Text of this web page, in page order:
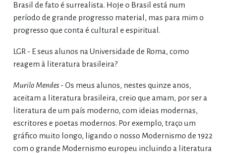
Brasil de fato é surrealista. Hoje o Brasil está num
período de grande progresso material, mas para mim o
progresso que conta é cultural e espiritual.
LGR - E seus alunos na Universidade de Roma, como
reagem à literatura brasileira?
Murilo Mendes- Os meus alunos, nestes quinze anos,
aceitam a literatura brasileira, creio que amam, por ser a
literatura de um país moderno, com ideias modernas,
escritores e poetas modernos. Por exemplo, traço um
gráfico muito longo, ligando o nosso Modernismo de 1922
com o grande Modernismo europeu incluindo a literatura